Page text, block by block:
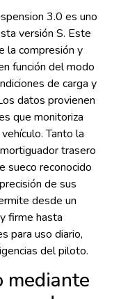
3.0 es uno
versión S. Este
la compresión y
función del modo
de carga y
datos provienen
que monitoriza
Tanto la
trasero
sueco reconocido
de sus
desde un
firme hasta
para uso diario,
del piloto.
mediante